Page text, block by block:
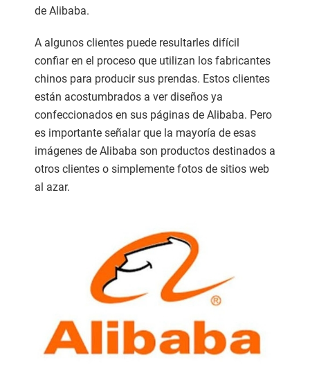
de Alibaba.
A algunos clientes puede resultarles difícil
confiar en el proceso que utilizan los fabricantes
chinos para producir sus prendas. Estos clientes
están acostumbrados a ver diseños ya
confeccionados en sus páginas de Alibaba. Pero
es importante señalar que la mayoría de esas
imágenes de Alibaba son productos destinados a
otros clientes o simplemente fotos de sitios web
al azar.